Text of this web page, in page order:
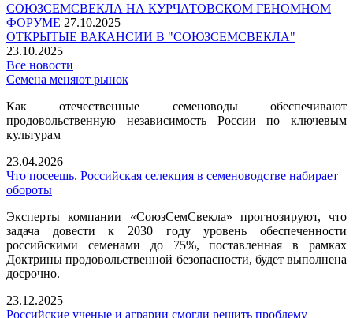
СОЮЗСЕМСВЕКЛА НА КУРЧАТОВСКОМ ГЕНОМНОМ
ФОРУМЕ 27.10.2025
ОТКРЫТЫЕ ВАКАНСИИ В "СОЮЗСЕМСВЕКЛА"
23.10.2025
Все новости
Семена меняют рынок
Как отечественные семеноводы обеспечивают
продовольственную независимость России по ключевым
культурам
23.04.2026
Что посеешь. Российская селекция в семеноводстве набирает
обороты
Эксперты компании «СоюзСемСвекла» прогнозируют, что
задача довести к 2030 году уровень обеспеченности
российскими семенами до 75%, поставленная в рамках
Доктрины продовольственной безопасности, будет выполнена
досрочно.
23.12.2025
Российские ученые и аграрии смогли решить проблему